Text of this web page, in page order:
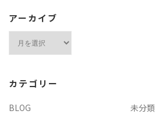
アーカイブ
ブ
カテゴリー
BLOG 未分類